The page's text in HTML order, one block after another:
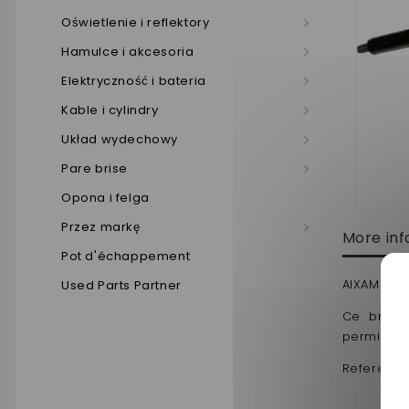
Oświetlenie i reflektory
Hamulce i akcesoria
Elektryczność i bateria
Kable i cylindry
Układ wydechowy
Pare brise
Opona i felga
Przez markę
Pot d'échappement
Used Parts Partner
More
AIXAM a
Ce bras
permis